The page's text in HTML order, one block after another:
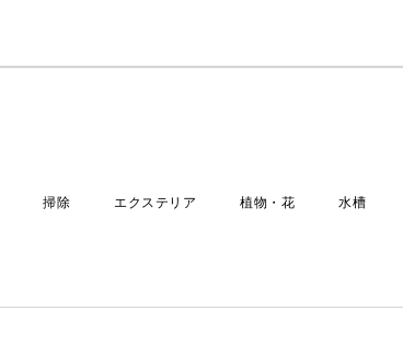
掃除 エクステリア 植物・花 水槽